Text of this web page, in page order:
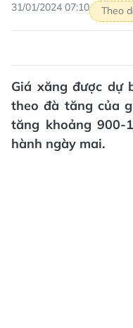
31/01/2024 07:10 Theo
Giá xăng được dự
theo đà tăng của
tăng khoảng 900-
hành ngày mai.